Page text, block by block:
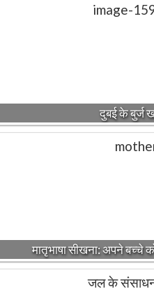
दुबई के बुर्ज
मातृभाषा सीखना: अपने बच्चे